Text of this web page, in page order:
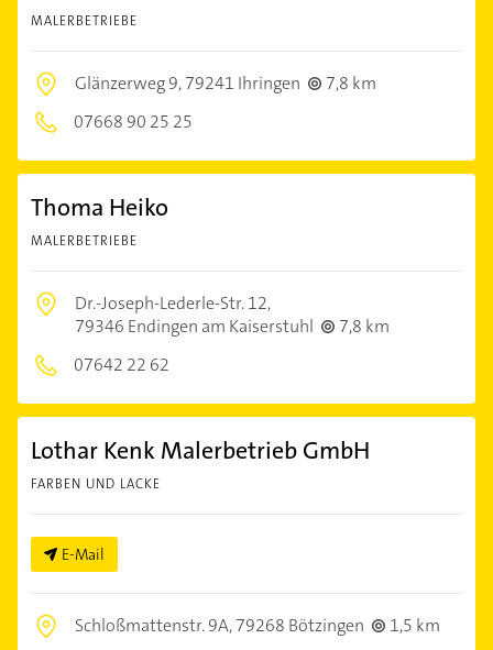
MALERBETRIEBE
Glänzerweg 9,79241 Ihringen
7,8 km
07668 90 25 25
Thoma Heiko
MALERBETRIEBE
Dr.-Joseph-Lederle-Str. 12,
79346 Endingen am Kaiserstuhl
7,8 km
07642 22 62
Lothar Kenk Malerbetrieb GmbH
FARBEN UND LACKE
E-Mail
Schloßmattenstr. 9A,79268 Bötzingen
1,5 km